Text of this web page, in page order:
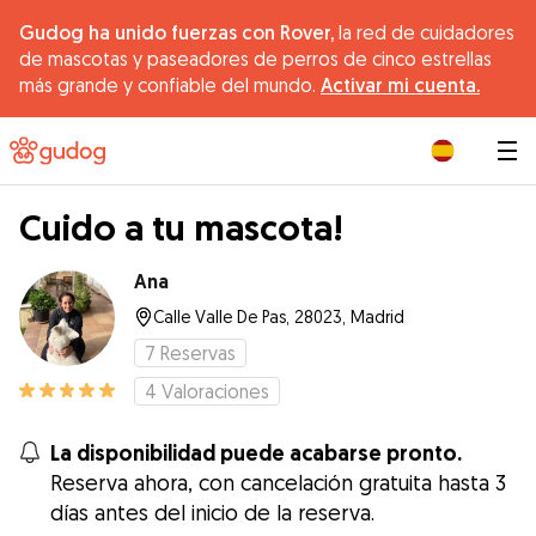
Gudog ha unido fuerzas con Rover, la red de cuidadores
de mascotas y paseadores de perros de cinco estrellas
más grande y confiable del mundo. Activar mi cuenta.
Cuido a tu mascota!
Ana
Calle Valle De Pas, 28023, Madrid
7 Reservas
4 Valoraciones
La disponibilidad puede acabarse pronto.
Reserva ahora, con cancelación gratuita hasta 3
días antes del inicio de la reserva.